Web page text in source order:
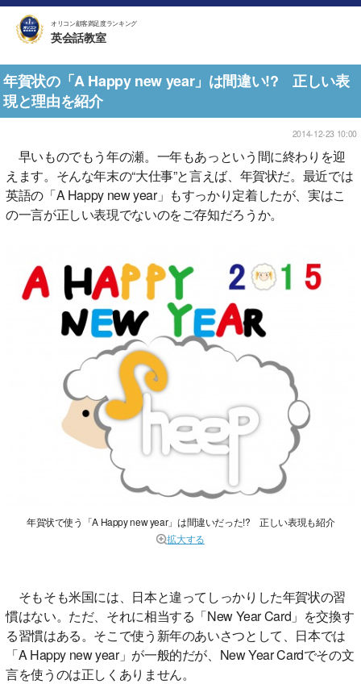
オリコン顧客満足度ランキング
英会話教室
年賀状の「A Happy new year」は間違い!? 正しい表
現と理由を紹介
2014-12-23 10:00
早いものでもう年の瀬。一年もあっという間に終わりを迎
えます。そんな年末の“大仕事”と言えば、年賀状だ。最近では
英語の「A Happy new year」もすっかり定着したが、実はこ
の一言が正しい表現でないのをご存知だろうか。
年賀状で使う「A Happy new year」は間違いだった!? 正しい表現も紹介
拡大する
そもそも米国には、日本と違ってしっかりした年賀状の習
慣はない。ただ、それに相当する「New Year Card」を交換す
る習慣はある。そこで使う新年のあいさつとして、日本では
「A Happy new year」が一般的だが、New Year Cardでその文
言を使うのは正しくありません。